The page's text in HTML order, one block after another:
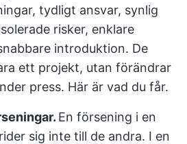
tydligt ansvar, synlig
risker, enklare
introduktion. De
ett projekt, utan förändrar
press. Här är vad du får.
En försening i en
sig inte till de andra. I en